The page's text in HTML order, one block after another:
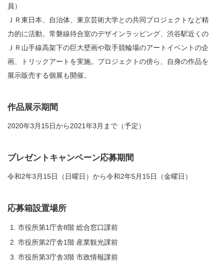
員）
ＪＲ東日本、自治体、東京芸術大学との共同プロジェクトなど精
力的に活動。常磐線待合室のデザインラッピング、渋谷駅近くの
ＪＲ山手線高架下の巨大壁画や取手競輪場のアートイベントの企
画、トリックアートを実施。プロジェクトの傍ら、自身の作品を
展示販売する個展も開催。
作品展示期間
2020年3月15日から2021年3月まで（予定）
プレゼントキャンペーン応募期間
令和2年3月15日（日曜日）から令和2年5月15日（金曜日）
応募箱設置場所
市役所第1庁舎8階 総合窓口課前
市役所第2庁舎1階 産業観光課前
市役所第3庁舎3階 市政情報課前